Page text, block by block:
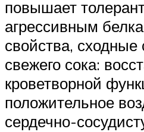
повышает
агрессивным
свойства, сходные
свежего сока:
кроветворной
положительное
сердечно-